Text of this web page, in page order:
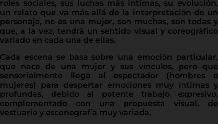
roles sociales, sus luchas más íntimas, su evolución,
un relato que va más allá de la interpretación de un
personaje, no es una mujer, son muchas, son todas y
que, a la vez, tendrá un sentido visual y coreográfico
variado en cada una de ellas.
Cada escena se basa sobre una emoción particular,
que nace de una mujer y sus vínculos, pero que
sensorialmente llega al espectador (hombres o
mujeres) para despertar emociones muy íntimas y
profundas, debido al potente trabajo expresivo,
complementado con una propuesta visual, de
vestuario y escenografía muy variada.